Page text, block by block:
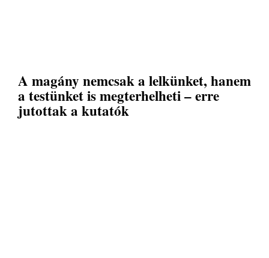
A magány nemcsak a lelkünket, hanem
a testünket is megterhelheti – erre
jutottak a kutatók